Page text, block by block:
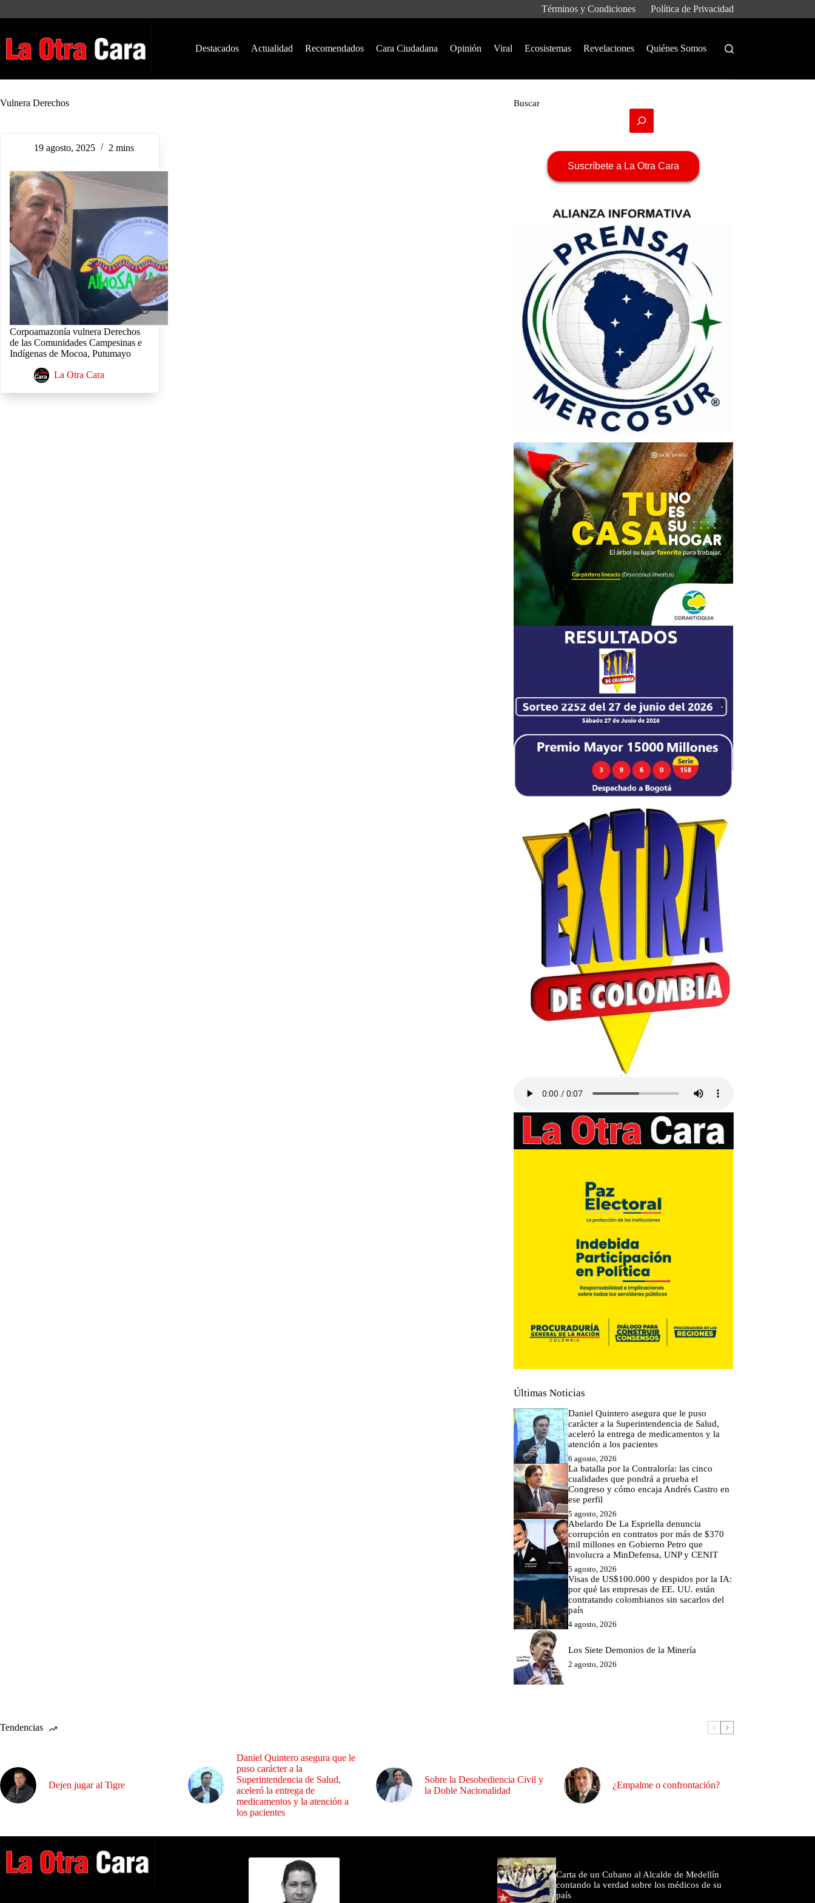
Términos y Condiciones Política de Privacidad
Destacados Actualidad Recomendados Cara Ciudadana Opinión Viral Ecosistemas Revelaciones Quiénes Somos
Vulnera Derechos
19 agosto, 2025 2 mins
Corpoamazonía vulnera Derechos
de las Comunidades Campesinas e
Indígenas de Mocoa, Putumayo
La Otra Cara
Buscar
Suscríbete a La Otra Cara
Últimas Noticias
Daniel Quintero asegura que le puso
carácter a la Superintendencia de Salud,
aceleró la entrega de medicamentos y la
atención a los pacientes
6 agosto, 2026
La batalla por la Contraloría: las cinco
cualidades que pondrá a prueba el
Congreso y cómo encaja Andrés Castro en
ese perfil
5 agosto, 2026
Abelardo De La Espriella denuncia
corrupción en contratos por más de $370
mil millones en Gobierno Petro que
involucra a MinDefensa, UNP y CENIT
5 agosto, 2026
Visas de US$100.000 y despidos por la IA:
por qué las empresas de EE. UU. están
contratando colombianos sin sacarlos del
país
4 agosto, 2026
Los Siete Demonios de la Minería
2 agosto, 2026
Tendencias
Dejen jugar al Tigre
Daniel Quintero asegura que le
puso carácter a la
Superintendencia de Salud,
aceleró la entrega de
medicamentos y la atención a
los pacientes
Sobre la Desobediencia Civil y
la Doble Nacionalidad
¿Empalme o confrontación?
Carta de un Cubano al Alcalde de Medellín
contando la verdad sobre los médicos de su
país